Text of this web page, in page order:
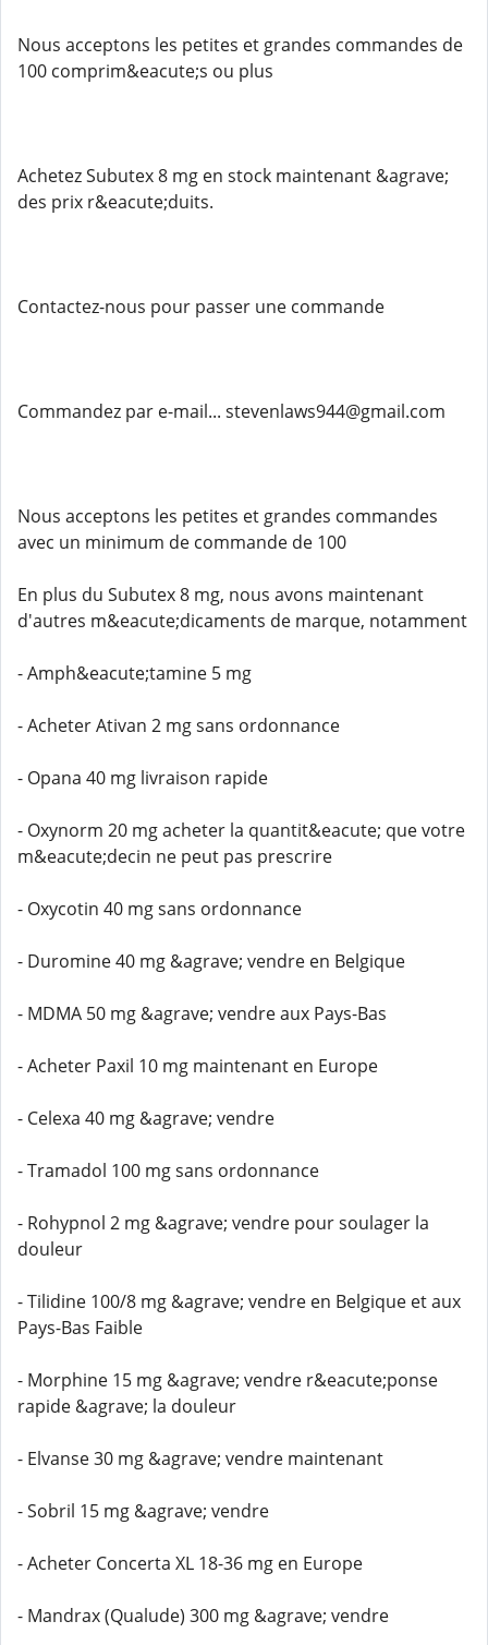
Nous acceptons les petites et grandes commandes de
100 comprim&eacute;s ou plus
Achetez Subutex 8 mg en stock maintenant &agrave;
des prix r&eacute;duits.
Contactez-nous pour passer une commande
Commandez par e-mail... stevenlaws944@gmail.com
Nous acceptons les petites et grandes commandes
avec un minimum de commande de 100
En plus du Subutex 8 mg, nous avons maintenant
d'autres m&eacute;dicaments de marque, notamment
- Amph&eacute;tamine 5 mg
- Acheter Ativan 2 mg sans ordonnance
- Opana 40 mg livraison rapide
- Oxynorm 20 mg acheter la quantit&eacute; que votre
m&eacute;decin ne peut pas prescrire
- Oxycotin 40 mg sans ordonnance
- Duromine 40 mg &agrave; vendre en Belgique
- MDMA 50 mg &agrave; vendre aux Pays-Bas
- Acheter Paxil 10 mg maintenant en Europe
- Celexa 40 mg &agrave; vendre
- Tramadol 100 mg sans ordonnance
- Rohypnol 2 mg &agrave; vendre pour soulager la
douleur
- Tilidine 100/8 mg &agrave; vendre en Belgique et aux
Pays-Bas Faible
- Morphine 15 mg &agrave; vendre r&eacute;ponse
rapide &agrave; la douleur
- Elvanse 30 mg &agrave; vendre maintenant
- Sobril 15 mg &agrave; vendre
- Acheter Concerta XL 18-36 mg en Europe
- Mandrax (Qualude) 300 mg &agrave; vendre